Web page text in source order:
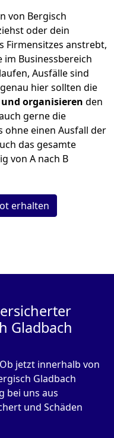
von Bergisch
oder dein
Firmensitzes anstrebt,
Businessbereich
Ausfälle sind
hier sollten die
organisieren den
gerne die
ohne einen Ausfall der
das gesamte
von A nach B
erhalten
Gladbach
jetzt innerhalb von
Gladbach
bei uns aus
und Schäden